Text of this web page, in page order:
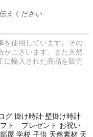
えください
を使用しています。その
がございます。また天然
に輸入された商品を販売
グ 掛け時計 壁掛け時計
フト プレゼント お祝い
屋 学校 子供 天然素材 天